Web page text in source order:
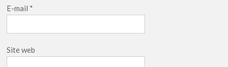
E-mail *
Site web